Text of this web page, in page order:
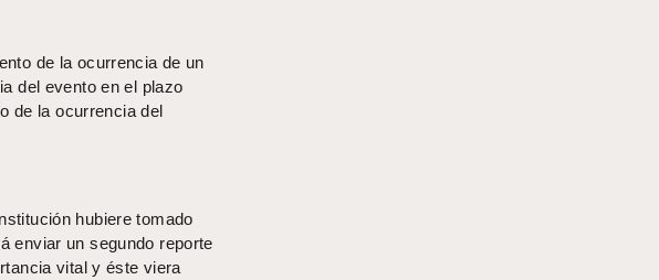
de la ocurrencia de un
del evento en el plazo
de la ocurrencia del
hubiere tomado
enviar un segundo reporte
vital y éste viera